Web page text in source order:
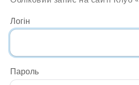
Логін
Пароль